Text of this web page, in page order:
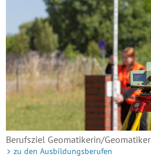
Berufsziel Geomatikerin/Geomatiker
zu den Ausbildungsberufen